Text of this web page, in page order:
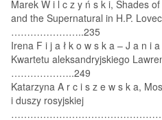
Marek W i l c z y ń s k i, Shades
and the Supernatural in H.P.
…………………..235
Irena F i j a ł k o w s k a – J a n i
Kwartetu aleksandryjskiego
………………..249
Katarzyna A r c i s z e w s k a,
i duszy rosyjskiej